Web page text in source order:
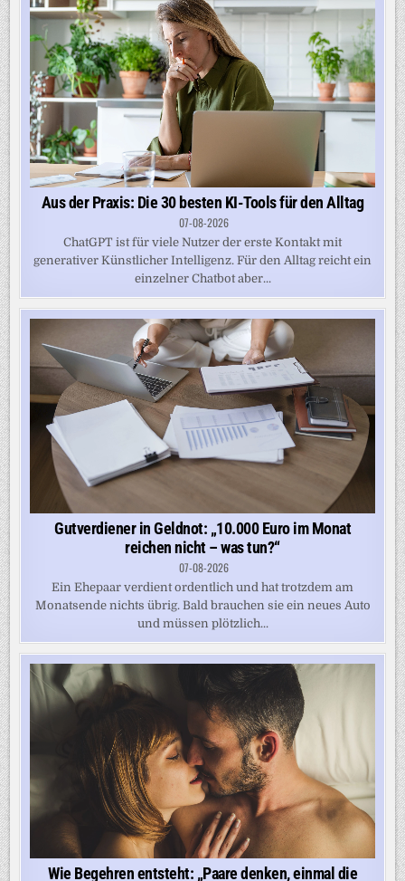
Aus der Praxis: Die 30 besten KI-Tools für den Alltag
07-08-2026
ChatGPT ist für viele Nutzer der erste Kontakt mit
generativer Künstlicher Intelligenz. Für den Alltag reicht ein
einzelner Chatbot aber...
Gutverdiener in Geldnot: „10.000 Euro im Monat
reichen nicht – was tun?“
07-08-2026
Ein Ehepaar verdient ordentlich und hat trotzdem am
Monatsende nichts übrig. Bald brauchen sie ein neues Auto
und müssen plötzlich...
Wie Begehren entsteht: „Paare denken, einmal die